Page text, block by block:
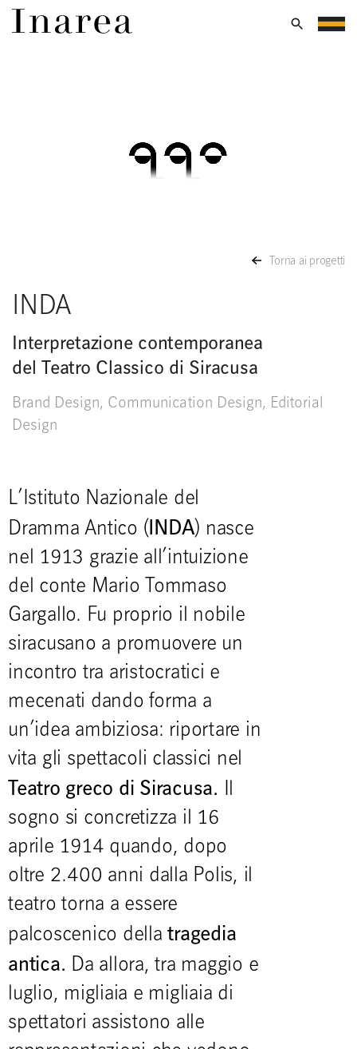
Torna ai progetti
INDA
Interpretazione contemporanea
del Teatro Classico di Siracusa
Brand Design, Communication Design, Editorial
Design
L’Istituto Nazionale del
Dramma Antico (INDA) nasce
nel 1913 grazie all’intuizione
del conte Mario Tommaso
Gargallo. Fu proprio il nobile
siracusano a promuovere un
incontro tra aristocratici e
mecenati dando forma a
un’idea ambiziosa: riportare in
vita gli spettacoli classici nel
Teatro greco di Siracusa. Il
sogno si concretizza il 16
aprile 1914 quando, dopo
oltre 2.400 anni dalla Polis, il
teatro torna a essere
palcoscenico dellatragedia
antica. Da allora, tra maggio e
luglio, migliaia e migliaia di
spettatori assistono alle